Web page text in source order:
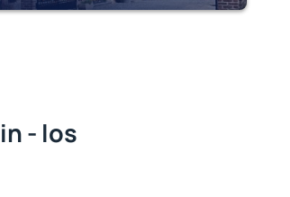
- los